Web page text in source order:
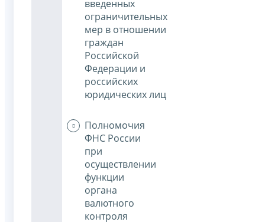
введенных
ограничительных
мер в отношении
граждан
Российской
Федерации и
российских
юридических лиц
Полномочия
ФНС России
при
осуществлении
функции
органа
валютного
контроля